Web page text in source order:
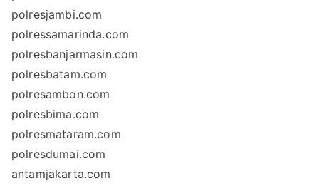
polresjambi.com
polressamarinda.com
polresbanjarmasin.com
polresbatam.com
polresambon.com
polresbima.com
polresmataram.com
polresdumai.com
antamjakarta.com